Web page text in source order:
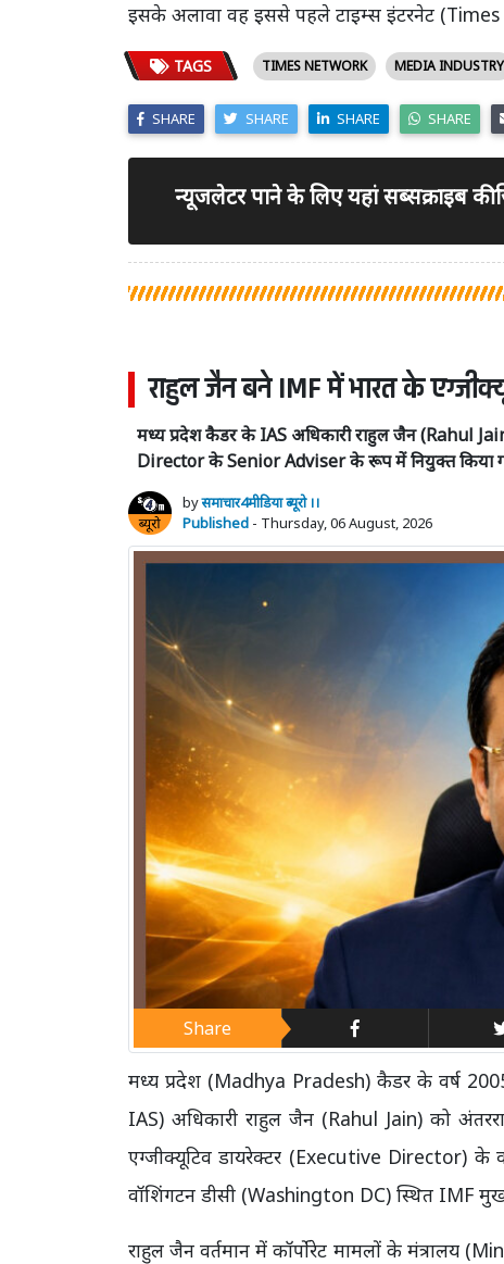
इसके अलावा वह इससे पहले टाइम्स इंटरनेट
TAGS TIMES NETWORK MEDIA INDUSTRY
SHARE SHARE SHARE SHARE
न्यूजलेटर पाने के लिए यहां सब्सक्राइब
राहुल जैन बने IMF में भारत के
मध्य प्रदेश कैडर के IAS अधिकारी राहुल जैन (Rahul
Director के Senior Adviser के रूप में नियुक्त किया
byसमाचार4मीडिया ब्यूरो ।।
Published - Thursday, 06 August, 2026
Share
मध्य प्रदेश (Madhya Pradesh) कैडर के वर्ष
IAS) अधिकारी राहुल जैन (Rahul Jain) को
एग्जीक्यूटिव डायरेक्टर (Executive Director) के
वॉशिंगटन डीसी (Washington DC) स्थित IMF
राहुल जैन वर्तमान में कॉर्पोरेट मामलों के